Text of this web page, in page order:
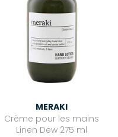
MERAKI
Crème pour les mains
Linen Dew 275 ml